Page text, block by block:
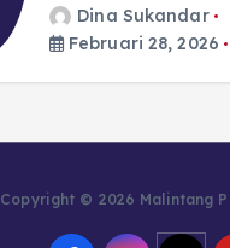
Dina Sukandar
Februari 28, 2026
Copyright © 2026 Malintang